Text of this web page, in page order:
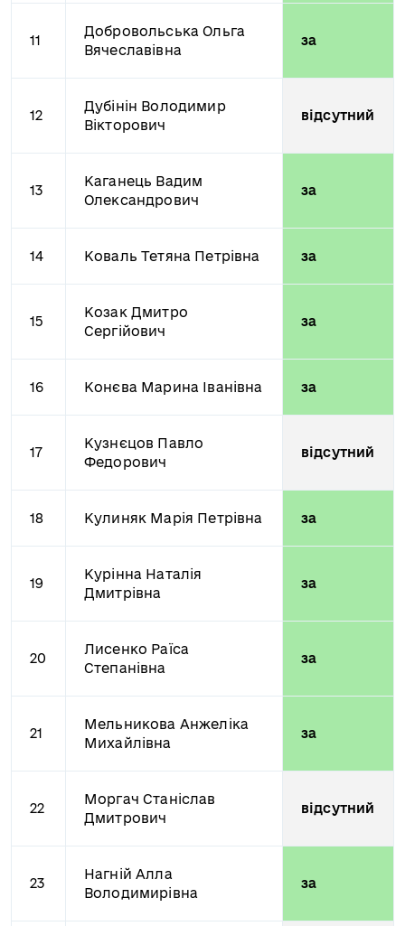
11
Добровольська Ольга
Вячеславівна
за
12
Дубінін Володимир
Вікторович
відсутний
13
Каганець Вадим
Олександрович
за
14 Коваль Тетяна Петрівна за
15
Козак Дмитро
Сергійович
за
16 Конєва Марина Іванівна за
17
Кузнєцов Павло
Федорович
відсутний
18 Кулиняк Марія Петрівна за
19
Курінна Наталія
Дмитрівна
за
20
Лисенко Раїса
Степанівна
за
21
Мельникова Анжеліка
Михайлівна
за
22
Моргач Станіслав
Дмитрович
відсутний
23
Нагній Алла
Володимирівна
за